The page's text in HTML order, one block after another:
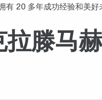
有 20 多年成功经验和美好
滕马